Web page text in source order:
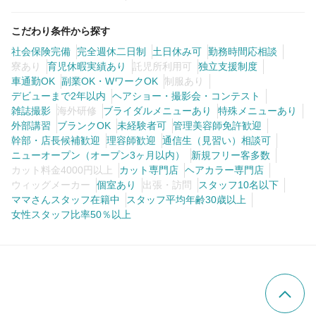
こだわり条件から探す
社会保険完備
完全週休二日制 土日休み可 勤務時間応相談
寮あり
育児休暇実績あり 託児所利用可
独立支援制度
車通勤OK 副業OK・WワークOK 制服あり
デビューまで2年以内
ヘアショー・撮影会・コンテスト
雑誌撮影 海外研修 ブライダルメニューあり
特殊メニューあり
外部講習
ブランクOK 未経験者可 管理美容師免許歓迎
幹部・店長候補歓迎
理容師歓迎
通信生（見習い）相談可
ニューオープン（オープン3ヶ月以内）
新規フリー客多数
カット料金4000円以上
カット専門店 ヘアカラー専門店
ウィッグメーカー
個室あり 出張・訪問
スタッフ10名以下
ママさんスタッフ在籍中
スタッフ平均年齢30歳以上
女性スタッフ比率50％以上